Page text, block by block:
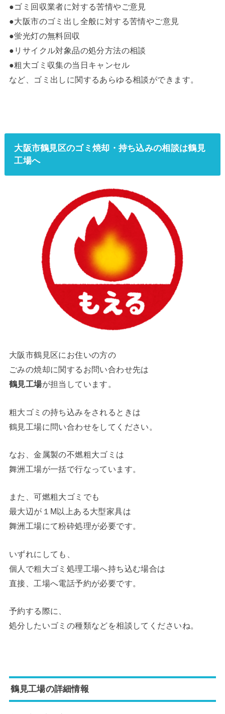
●ゴミ回収業者に対する苦情やご意見
●大阪市のゴミ出し全般に対する苦情やご意見
●蛍光灯の無料回収
●リサイクル対象品の処分方法の相談
●粗大ゴミ収集の当日キャンセル
など、ゴミ出しに関するあらゆる相談ができます。
大阪市鶴見区のゴミ焼却・持ち込みの相談は鶴見
工場へ
大阪市鶴見区にお住いの方の
ごみの焼却に関するお問い合わせ先は
鶴見工場が担当しています。
粗大ゴミの持ち込みをされるときは
鶴見工場に問い合わせをしてください。
なお、金属製の不燃粗大ゴミは
舞洲工場が一括で行なっています。
また、可燃粗大ゴミでも
最大辺が１M以上ある大型家具は
舞洲工場にて粉砕処理が必要です。
いずれにしても、
個人で粗大ゴミ処理工場へ持ち込む場合は
直接、工場へ電話予約が必要です。
予約する際に、
処分したいゴミの種類などを相談してくださいね。
鶴見工場の詳細情報